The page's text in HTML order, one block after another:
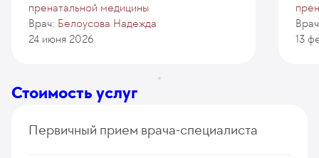
пренатальной медицины
Врач: Белоусова Надежда
24 июня 2026
13
Стоимость услуг
Первичный прием врача-специалиста